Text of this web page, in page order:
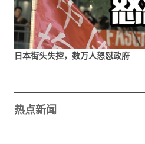
日本街头失控，数万人怒怼政府
热点新闻